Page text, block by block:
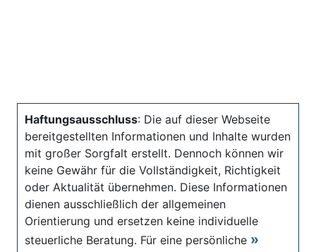
Haftungsausschluss: Die auf dieser Webseite
bereitgestellten Informationen und Inhalte wurden
mit großer Sorgfalt erstellt. Dennoch können wir
keine Gewähr für die Vollständigkeit, Richtigkeit
oder Aktualität übernehmen. Diese Informationen
dienen ausschließlich der allgemeinen
Orientierung und ersetzen keine individuelle
steuerliche Beratung. Für eine persönliche